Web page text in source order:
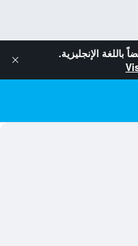
باللغة الإنجليزية.